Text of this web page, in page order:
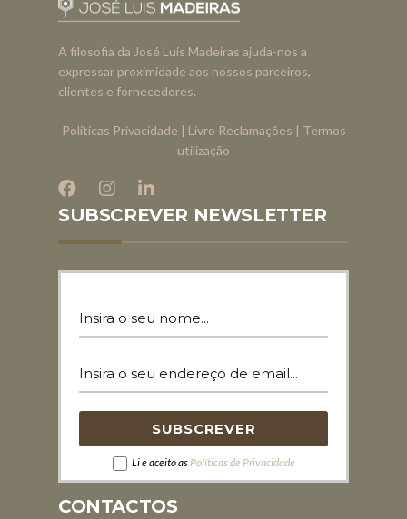
A filosofia da José Luís Madeiras ajuda-nos a
expressar proximidade aos nossos parceiros,
clientes e fornecedores.
Políticas Privacidade | Livro Reclamações | Termos
utilização
SUBSCREVER NEWSLETTER
Li e aceito as Políticas de Privacidade
CONTACTOS